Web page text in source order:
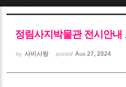
정림사지박물관 전시안내
by 사비사랑 posted Aug 27, 2024
Sketchbook5, 스